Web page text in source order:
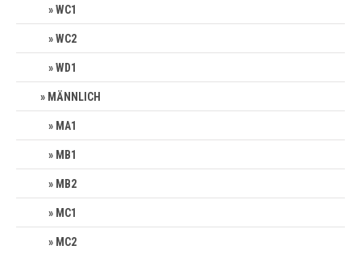
WC1
WC2
WD1
MÄNNLICH
MA1
MB1
MB2
MC1
MC2